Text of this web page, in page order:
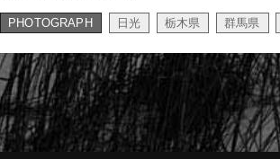
PHOTOGRAPH 日光 栃木県 群馬県